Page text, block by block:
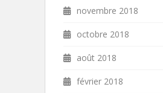
novembre 2018
octobre 2018
août 2018
février 2018